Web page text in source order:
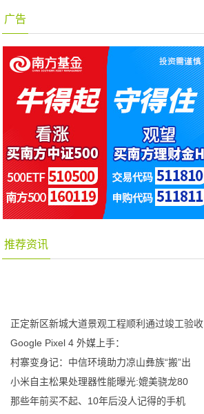
广告
推荐资讯
正定新区新城大道景观工程顺利通过竣工验收
Google Pixel 4 外媒上手：
村寨变身记：中信环境助力凉山彝族“搬”出
小米自主松果处理器性能曝光:媲美骁龙80
那些年前买不起、10年后没人记得的手机